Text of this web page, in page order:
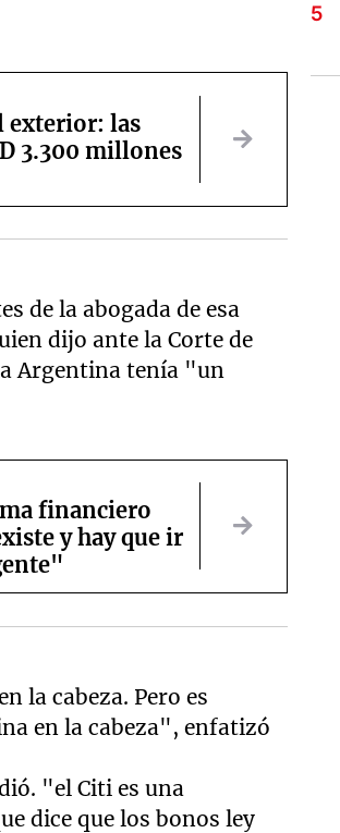
exterior: las
3.300 millones
de la abogada de esa
dijo ante la Corte de
Argentina tenía "un
financiero
y hay que ir
la cabeza. Pero es
en la cabeza", enfatizó
"el Citi es una
dice que los bonos ley